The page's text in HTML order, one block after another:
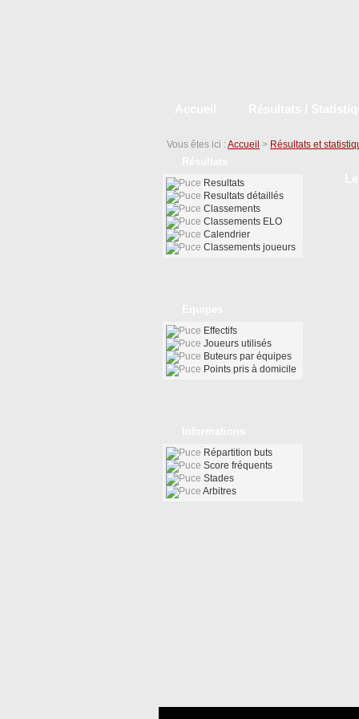
Vous êtes ici : Accueil > Résultats et
Resultats
Resultats détaillés
Classements
Classements ELO
Calendrier
Classements joueurs
Effectifs
Joueurs utilisés
Buteurs par équipes
Points pris à domicile
Répartition buts
Score fréquents
Stades
Arbitres